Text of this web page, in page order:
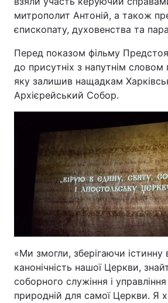
митрополит Антоній, а також
єпископату, духовенства та
Перед показом фільму
до присутніх з напутнім
яку залишив нащадкам
Архієрейський Собор.
«Ми змогли, зберігаючи істинну
канонічність нашої Церкви,
соборного служіння і
природній для самої Церкви. Я